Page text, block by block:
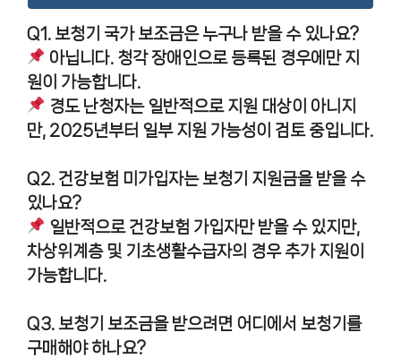
Q1. 보청기 국가 보조금은 누구나 받을 수 있나요?
아닙니다. 청각 장애인으로 등록된 경우에만 지
원이 가능합니다.
경도 난청자는 일반적으로 지원 대상이 아니지
만, 2025년부터 일부 지원 가능성이 검토 중입니다.
Q2. 건강보험 미가입자는 보청기 지원금을 받을 수
있나요?
일반적으로 건강보험 가입자만 받을 수 있지만,
차상위계층 및 기초생활수급자의 경우 추가 지원이
가능합니다.
Q3. 보청기 보조금을 받으려면 어디에서 보청기를
구매해야 하나요?